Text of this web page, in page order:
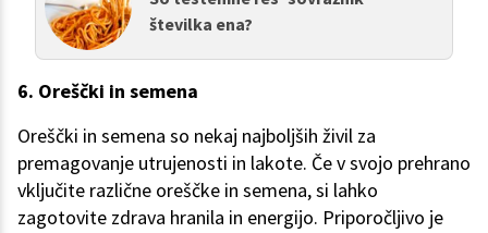
številka ena?
6. Oreščki in semena
Oreščki in semena so nekaj najboljših živil za
premagovanje utrujenosti in lakote. Če v svojo prehrano
vključite različne oreščke in semena, si lahko
zagotovite zdrava hranila in energijo. Priporočljivo je